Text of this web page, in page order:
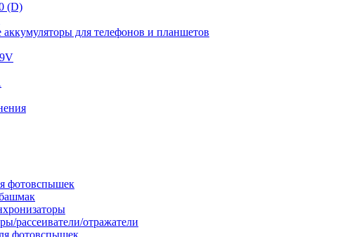
(D)
для телефонов и планшетов
фотовспышек
рассеиватели/отражатели